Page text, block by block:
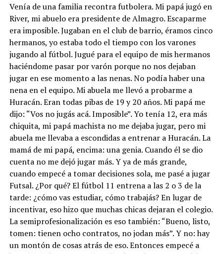
Venía de una familia recontra futbolera. Mi papá jugó en
River, mi abuelo era presidente de Almagro. Escaparme
era imposible. Jugaban en el club de barrio, éramos cinco
hermanos, yo estaba todo el tiempo con los varones
jugando al fútbol. Jugué para el equipo de mis hermanos
haciéndome pasar por varón porque no nos dejaban
jugar en ese momento a las nenas. No podía haber una
nena en el equipo. Mi abuela me llevó a probarme a
Huracán. Eran todas pibas de 19 y 20 años. Mi papá me
dijo: “Vos no jugás acá. Imposible”. Yo tenía 12, era más
chiquita, mi papá machista no me dejaba jugar, pero mi
abuela me llevaba a escondidas a entrenar a Huracán. La
mamá de mi papá, encima: una genia. Cuando él se dio
cuenta no me dejó jugar más. Y ya de más grande,
cuando empecé a tomar decisiones sola, me pasé a jugar
Futsal. ¿Por qué? El fútbol 11 entrena a las 2 o 3 de la
tarde: ¿cómo vas estudiar, cómo trabajás? En lugar de
incentivar, eso hizo que muchas chicas dejaran el colegio.
La semiprofesionalización es eso también: “Bueno, listo,
tomen: tienen ocho contratos, no jodan más”. Y no: hay
un montón de cosas atrás de eso. Entonces empecé a